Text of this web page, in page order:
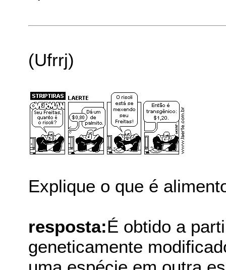
(Ufrrj)
Explique o que é
resposta:É obtido a
geneticamente